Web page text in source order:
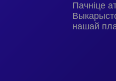
Пачніце
нашай